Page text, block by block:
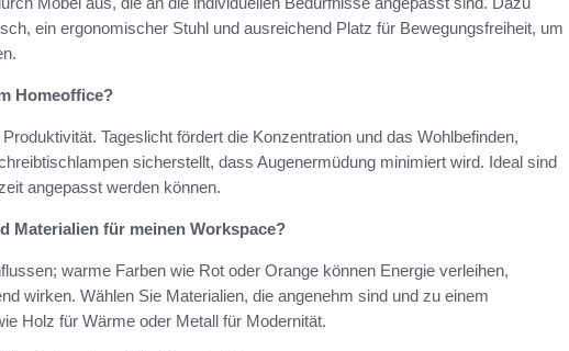
ein ergonomischer Stuhl und ausreichend Platz für Bewegungsfreiheit, um
Homeoffice?
Tageslicht fördert die Konzentration und das Wohlbefinden,
sicherstellt, dass Augenermüdung minimiert wird. Ideal sind
angepasst werden können.
Materialien für meinen Workspace?
warme Farben wie Rot oder Orange können Energie verleihen,
wirken. Wählen Sie Materialien, die angenehm sind und zu einem
Holz für Wärme oder Metall für Modernität.